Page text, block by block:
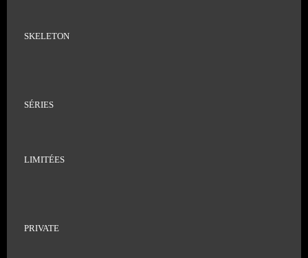
SKELETON
SÉRIES
LIMITÉES
PRIVATE